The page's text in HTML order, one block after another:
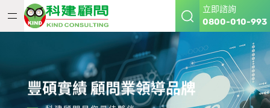
立即諮詢
0800-010-993
豐碩實績 顧問業領導品牌